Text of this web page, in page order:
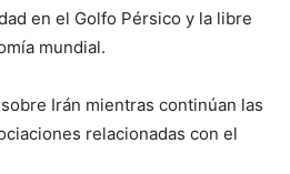
en el Golfo Pérsico y la libre
mundial.
Irán mientras continúan las
relacionadas con el